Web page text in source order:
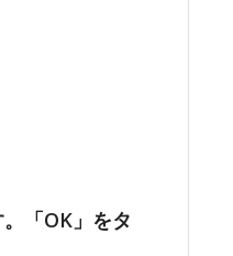
「OK」をタ